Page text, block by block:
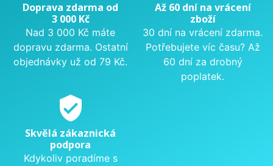
Doprava zdarma od
3 000 Kč
Nad 3 000 Kč máte
dopravu zdarma. Ostatní
objednávky už od 79 Kč.
Až 60 dní na vrácení
zboží
30 dní na vrácení zdarma.
Potřebujete víc času? Až
60 dní za drobný
poplatek.
verified_user
Skvělá zákaznická
podpora
Kdykoliv poradíme s